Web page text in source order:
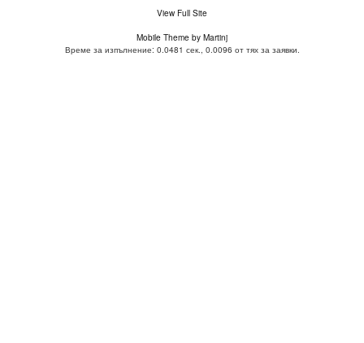
View Full Site
Mobile Theme by Martinj
Време за изпълнение: 0.0481 сек., 0.0096 от тях за заявки.